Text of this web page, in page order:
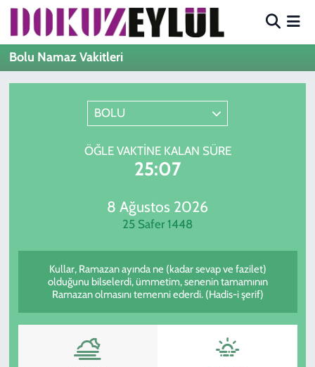
Bolu Namaz Vakitleri
BOLU
ÖĞLE VAKTINE KALAN SÜRE
25:07
8 Ağustos 2026
25 Safer 1448
Kullar, Ramazan ayında ne (kadar sevap ve fazilet)
olduğunu bilselerdi, ümmetim, senenin tamamının
Ramazan olmasını temenni ederdi. (Hadis-i şerif)
Hava Durumu
Süper Lig Puan Durumu ve Fikstür